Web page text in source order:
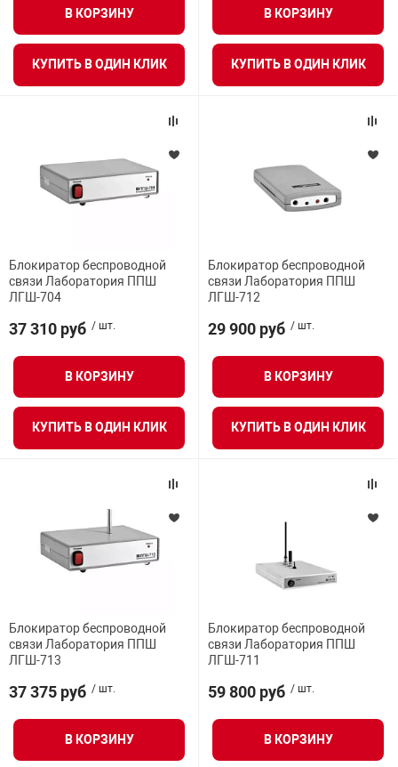
В КОРЗИНУ
КУПИТЬ В ОДИН КЛИК
В КОРЗИНУ
КУПИТЬ В ОДИН КЛИК
Блокиратор беспроводной
связи Лаборатория ППШ
ЛГШ-704
37 310 руб / шт.
В КОРЗИНУ
КУПИТЬ В ОДИН КЛИК
Блокиратор беспроводной
связи Лаборатория ППШ
ЛГШ-712
29 900 руб / шт.
В КОРЗИНУ
КУПИТЬ В ОДИН КЛИК
Блокиратор беспроводной
связи Лаборатория ППШ
ЛГШ-713
37 375 руб / шт.
В КОРЗИНУ
Блокиратор беспроводной
связи Лаборатория ППШ
ЛГШ-711
59 800 руб / шт.
В КОРЗИНУ